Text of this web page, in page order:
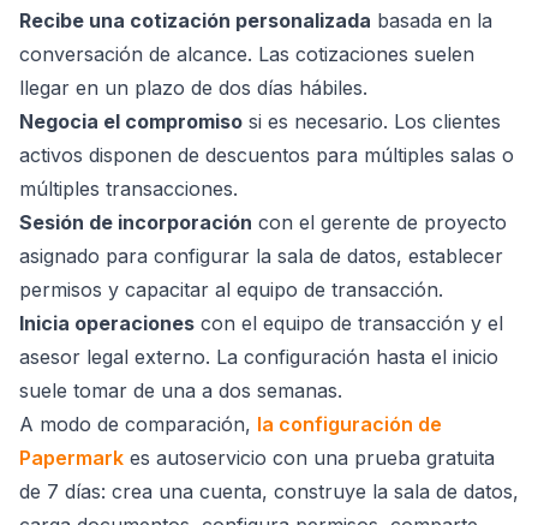
Recibe una cotización personalizada basada en la
conversación de alcance. Las cotizaciones suelen
llegar en un plazo de dos días hábiles.
Negocia el compromiso si es necesario. Los clientes
activos disponen de descuentos para múltiples salas o
múltiples transacciones.
Sesión de incorporación con el gerente de proyecto
asignado para configurar la sala de datos, establecer
permisos y capacitar al equipo de transacción.
Inicia operaciones con el equipo de transacción y el
asesor legal externo. La configuración hasta el inicio
suele tomar de una a dos semanas.
A modo de comparación, la configuración de
Papermark es autoservicio con una prueba gratuita
de 7 días: crea una cuenta, construye la sala de datos,